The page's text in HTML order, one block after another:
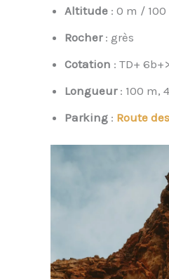
Altitude : 0 m / 100
Rocher : grès
Cotation : TD+
Longueur : 100 m,
Parking : Route